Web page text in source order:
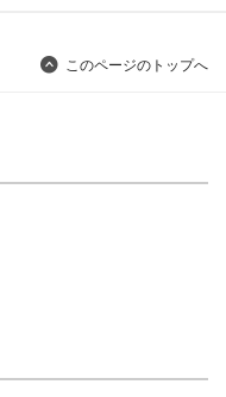
このページのトップへ